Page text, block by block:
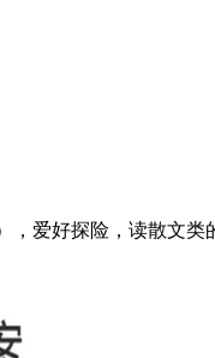
爱好探险，读散文